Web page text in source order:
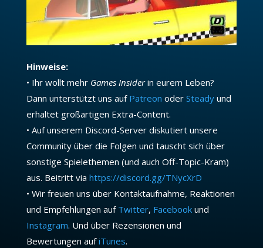
Hinweise:
• Ihr wollt mehr Games Insiderin eurem Leben?
Dann unterstützt uns auf Patreon oder Steadyund
erhaltet großartigen Extra-Content.
• Auf unserem Discord-Server diskutiert unsere
Community über die Folgen und tauscht sich über
sonstige Spielethemen (und auch Off-Topic-Kram)
aus. Beitritt via https://discord.gg/TNycXrD
• Wir freuen uns über Kontaktaufnahme, Reaktionen
und Empfehlungen auf Twitter, Facebookund
Instagram. Und über Rezensionen und
Bewertungen aufiTunes.